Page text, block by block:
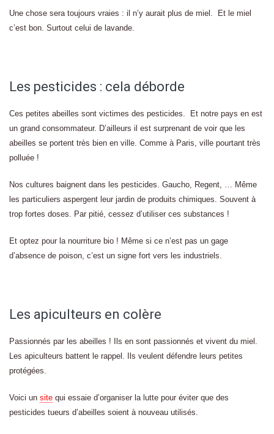
Une chose sera toujours vraies : il n’y aurait plus de miel. Et le miel
c’est bon. Surtout celui de lavande.
Les pesticides : cela déborde
Ces petites abeilles sont victimes des pesticides. Et notre pays en est
un grand consommateur. D’ailleurs il est surprenant de voir que les
abeilles se portent très bien en ville. Comme à Paris, ville pourtant très
polluée !
Nos cultures baignent dans les pesticides. Gaucho, Regent, … Même
les particuliers aspergent leur jardin de produits chimiques. Souvent à
trop fortes doses. Par pitié, cessez d’utiliser ces substances !
Et optez pour la nourriture bio ! Même si ce n’est pas un gage
d’absence de poison, c’est un signe fort vers les industriels.
Les apiculteurs en colère
Passionnés par les abeilles ! Ils en sont passionnés et vivent du miel.
Les apiculteurs battent le rappel. Ils veulent défendre leurs petites
protégées.
Voici un site qui essaie d’organiser la lutte pour éviter que des
pesticides tueurs d’abeilles soient à nouveau utilisés.